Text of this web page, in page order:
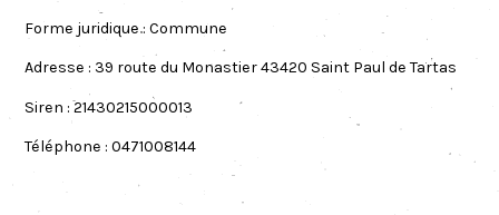
Forme juridique :Commune
Adresse : 39 route du Monastier 43420 Saint Paul de Tartas
Siren :21430215000013
Téléphone : 0471008144